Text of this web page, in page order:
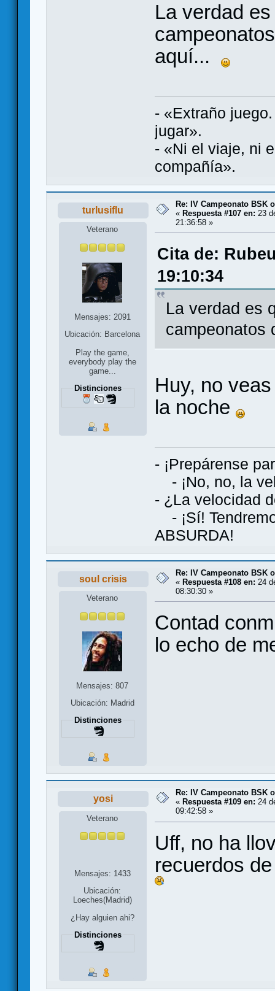
La verdad
aquí...
- «Extraño
jugar».
- «Ni el viaje, ni
compañía».
turlusiflu
Veterano
Mensajes: 2091
Ubicación: Barcelona
Play the game,
everybody play the
game...
Distinciones
Re: IV Campeonato BSK
« Respuesta #107 en: 23
21:36:58 »
Cita de:
19:10:34
La verdad es
Huy, no
la noche
- ¡Prepárense
- ¡No, no, la
- ¿La velocidad
- ¡Sí!
ABSURDA!
soul crisis
Veterano
Mensajes: 807
Ubicación: Madrid
Distinciones
Re: IV Campeonato BSK
« Respuesta #108 en: 24
08:30:30 »
Contad
lo echo de
yosi
Veterano
Mensajes: 1433
Ubicación:
Loeches(Madrid)
¿Hay alguien ahi?
Distinciones
Re: IV Campeonato BSK
« Respuesta #109 en: 24
09:42:58 »
Uff, no ha
recuerdos